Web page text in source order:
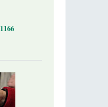
1166